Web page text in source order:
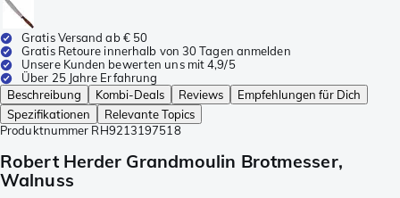
Gratis Versand ab € 50
Gratis Retoure innerhalb von 30 Tagen anmelden
Unsere Kunden bewerten uns mit 4,9/5
Über 25 Jahre Erfahrung
Beschreibung
Kombi-Deals Reviews
Empfehlungen für Dich
Spezifikationen
Relevante Topics
Produktnummer RH9213197518
Robert Herder Grandmoulin Brotmesser,
Walnuss